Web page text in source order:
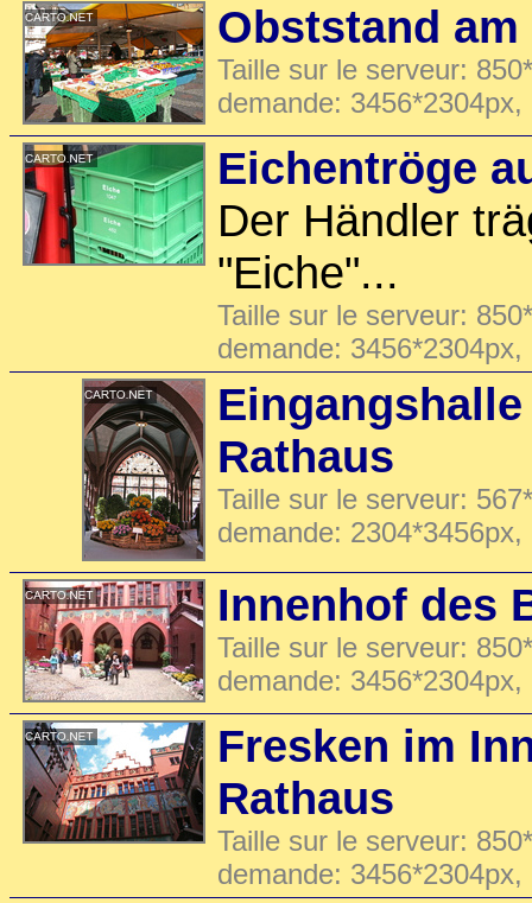
Obststand
Taille sur le serveur:
demande:
Eichentröge
Der Händler
"Eiche"...
Taille sur le serveur:
demande:
Rathaus
Taille sur le serveur:
demande:
Innenhof des
Taille sur le serveur:
demande:
Fresken im
Rathaus
Taille sur le serveur:
demande: